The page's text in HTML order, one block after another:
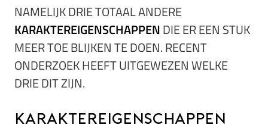
NAMELIJK DRIE TOTAAL ANDERE
KARAKTEREIGENSCHAPPENDIE ER EEN STUK
MEER TOE BLIJKEN TE DOEN. RECENT
ONDERZOEK HEEFT UITGEWEZEN WELKE
DRIE DIT ZIJN.
Karaktereigenschappen